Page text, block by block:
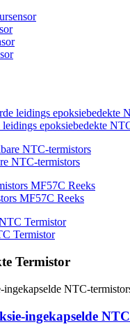
epoksiebedekte
NTC-termistors
MF57C Reeks
Termistor
Termistor
ingekapselde